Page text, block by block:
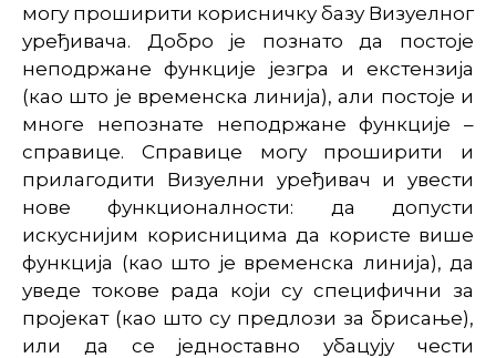
могу проширити корисничку базу Визуелног
уређивача. Добро је познато да постоје
неподржане функције језгра и екстензија
(као што је временска линија), али постоје и
многе непознате неподржане функције –
справице. Справице могу проширити и
прилагодити Визуелни уређивач и увести
нове функционалности: да допусти
искуснијим корисницима да користе више
функција (као што је временска линија), да
уведе токове рада који су специфични за
пројекат (као што су предлози за брисање),
или да се једноставно убацују чести